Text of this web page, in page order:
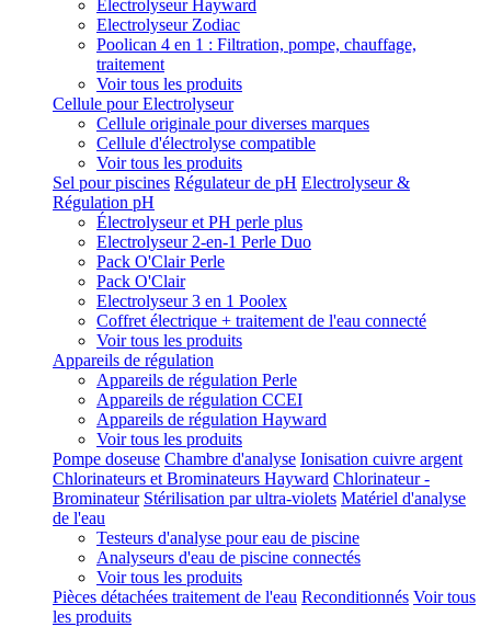
Electrolyseur Hayward
Electrolyseur Zodiac
Poolican 4 en 1 : Filtration, pompe, chauffage,
traitement
Voir tous les produits
Cellule pour Electrolyseur
Cellule originale pour diverses marques
Cellule d'électrolyse compatible
Voir tous les produits
Sel pour piscines Régulateur de pH Electrolyseur &
Régulation pH
Électrolyseur et PH perle plus
Electrolyseur 2-en-1 Perle Duo
Pack O'Clair Perle
Pack O'Clair
Electrolyseur 3 en 1 Poolex
Coffret électrique + traitement de l'eau connecté
Voir tous les produits
Appareils de régulation
Appareils de régulation Perle
Appareils de régulation CCEI
Appareils de régulation Hayward
Voir tous les produits
Pompe doseuse Chambre d'analyse Ionisation cuivre argent
Chlorinateurs et Brominateurs Hayward Chlorinateur -
Brominateur Stérilisation par ultra-violets Matériel d'analyse
de l'eau
Testeurs d'analyse pour eau de piscine
Analyseurs d'eau de piscine connectés
Voir tous les produits
Pièces détachées traitement de l'eau Reconditionnés Voir tous
les produits